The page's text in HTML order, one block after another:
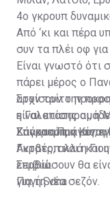
4ο γκρουπ
Από ‘κι και πέρα
συν τα πλέι οφ για
Είναι γνωστό ότι
πάρει μέρος ο
αρχίσουν την
η Γαλατασαραι, η
Ζάγκρεμπ, η
Στον τρίτο
είναι επίσης
Σπάρτα Πράγας, η
Γκρατς, αλλά
Σερβία.
Και κατόπιν
Αντβέρπ και η
επιβιώσουν θα
για τη νέα σεζόν.
Πηγή:Sdna